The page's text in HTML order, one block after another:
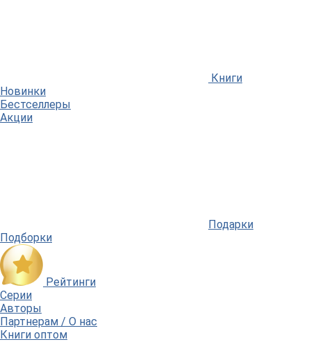
Книги
Новинки
Бестселлеры
Акции
Подарки
Подборки
Рейтинги
Серии
Авторы
Партнерам / О нас
Книги оптом